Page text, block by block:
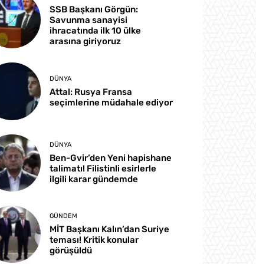
SSB Başkanı Görgün:
Savunma sanayisi
ihracatında ilk 10 ülke
arasına giriyoruz
DÜNYA
Attal: Rusya Fransa
seçimlerine müdahale ediyor
DÜNYA
Ben-Gvir’den Yeni hapishane
talimatı! Filistinli esirlerle
ilgili karar gündemde
GÜNDEM
MİT Başkanı Kalın’dan Suriye
teması! Kritik konular
görüşüldü